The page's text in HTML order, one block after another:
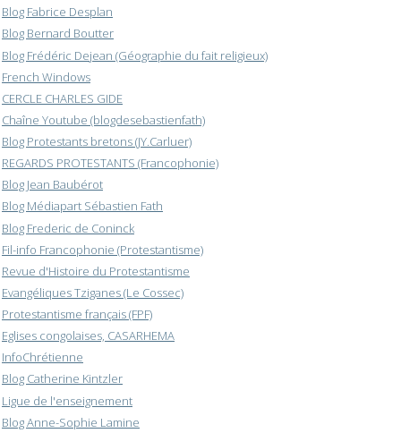
Blog Fabrice Desplan
Blog Bernard Boutter
Blog Frédéric Dejean (Géographie du fait religieux)
French Windows
CERCLE CHARLES GIDE
Chaîne Youtube (blogdesebastienfath)
Blog Protestants bretons (JY.Carluer)
REGARDS PROTESTANTS (Francophonie)
Blog Jean Baubérot
Blog Médiapart Sébastien Fath
Blog Frederic de Coninck
Fil-info Francophonie (Protestantisme)
Revue d'Histoire du Protestantisme
Evangéliques Tziganes (Le Cossec)
Protestantisme français (FPF)
Eglises congolaises, CASARHEMA
InfoChrétienne
Blog Catherine Kintzler
Ligue de l'enseignement
Blog Anne-Sophie Lamine